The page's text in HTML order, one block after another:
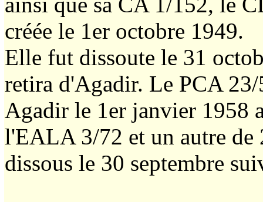
créée le 1er octobre 1949.
Elle fut dissoute le 31
retira d'Agadir. Le PCA
Agadir le 1er janvier 1958
l'EALA 3/72 et un autre
dissous le 30 septembre